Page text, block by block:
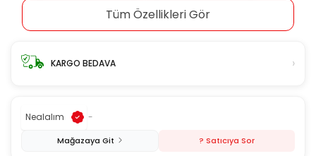
Tüm Özellikleri Gör
KARGO BEDAVA ›
Nealalım -
Mağazaya Git ? Satıcıya Sor